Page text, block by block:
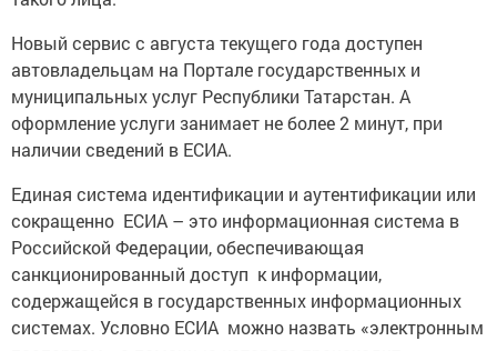
автовладельцам на Портале государственных и
муниципальных услуг Республики Татарстан. А
оформление услуги занимает не более 2 минут, при
наличии сведений в ЕСИА.
сокращенно ЕСИА – это информационная система в
Российской Федерации, обеспечивающая
санкционированный доступк информации,
содержащейся в государственных информационных
системах. Условно ЕСИА можно назвать «электронным
паспортом», с помощью которого происходит